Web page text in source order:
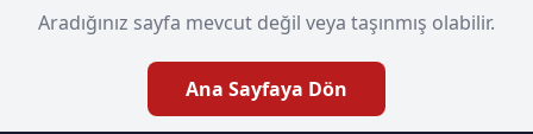
Aradığınız sayfa mevcut değil veya taşınmış olabilir.
Ana Sayfaya Dön